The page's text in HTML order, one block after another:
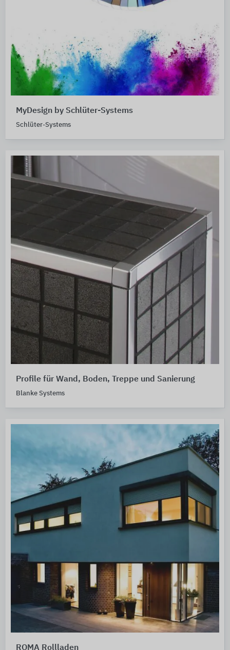
MyDesign by Schlüter-Systems
Schlüter-Systems
Profile für Wand, Boden, Treppe und Sanierung
Blanke Systems
ROMA Rollladen